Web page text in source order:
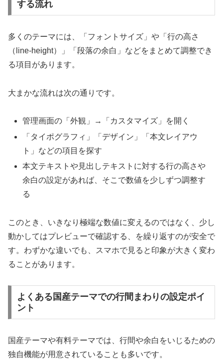
する流れ
多くのテーマには、「フォントサイズ」や「行の高さ
（line-height）」「段落の余白」などをまとめて調整でき
る項目があります。
大まかな流れは次の通りです。
管理画面の「外観」→「カスタマイズ」を開く
「タイポグラフィ」「デザイン」「本文レイアウ
ト」などの項目を探す
本文テキストや見出しテキストに対する行の高さや
余白の設定があれば、そこで数値を少しずつ調整す
る
このとき、いきなり極端な数値に変えるのではなく、少し
動かしてはプレビューで確認する、を繰り返すのが安全で
す。わずかな違いでも、スマホで見ると印象が大きく変わ
ることがあります。
よくある国産テーマでの行間まわりの設定ポイ
ント
国産テーマや有料テーマでは、行間や余白をいじるための
独自機能が用意されていることも多いです。